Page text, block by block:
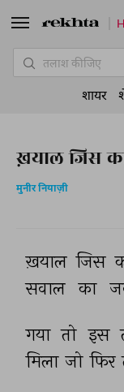
ख़याल जिस
मुनीर नियाज़ी
ख़याल जिस
सवाल का
गया तो इस
मिला जो फिर
शायर